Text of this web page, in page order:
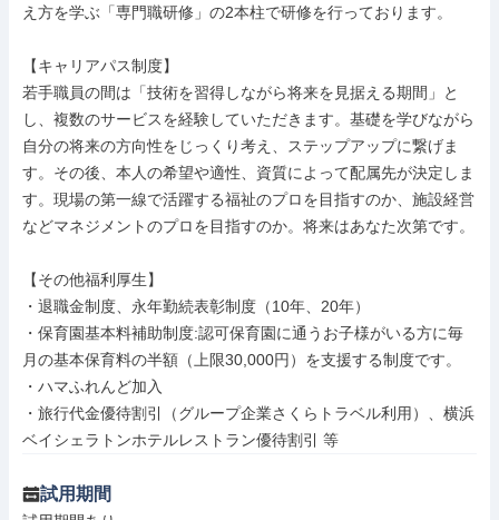
え方を学ぶ「専門職研修」の2本柱で研修を行っております。
【キャリアパス制度】
若手職員の間は「技術を習得しながら将来を見据える期間」と
し、複数のサービスを経験していただきます。基礎を学びながら
自分の将来の方向性をじっくり考え、ステップアップに繋げま
す。その後、本人の希望や適性、資質によって配属先が決定しま
す。現場の第一線で活躍する福祉のプロを目指すのか、施設経営
などマネジメントのプロを目指すのか。将来はあなた次第です。
【その他福利厚生】
・退職金制度、永年勤続表彰制度（10年、20年）
・保育園基本料補助制度:認可保育園に通うお子様がいる方に毎
月の基本保育料の半額（上限30,000円）を支援する制度です。
・ハマふれんど加入
・旅行代金優待割引（グループ企業さくらトラベル利用）、横浜
ベイシェラトンホテルレストラン優待割引 等
試用期間